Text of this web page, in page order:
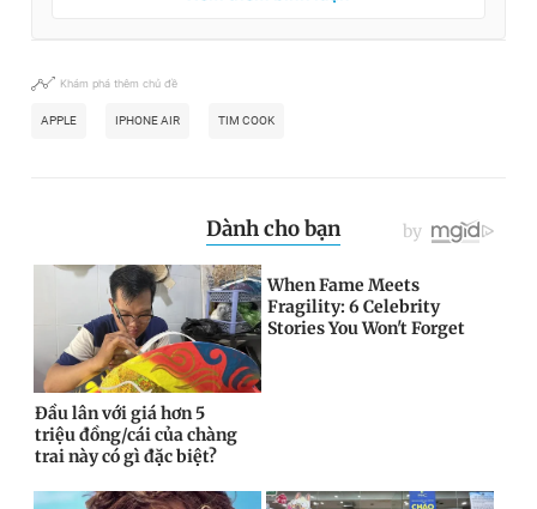
Khám phá thêm chủ đề
APPLE IPHONE AIR TIM COOK